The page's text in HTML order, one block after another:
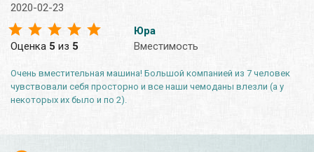
2020-02-23
Оценка 5 из 5
Юра
Вместимость
Очень вместительная машина! Большой компанией из 7 человек
чувствовали себя просторно и все наши чемоданы влезли (а у
некоторых их было и по 2).